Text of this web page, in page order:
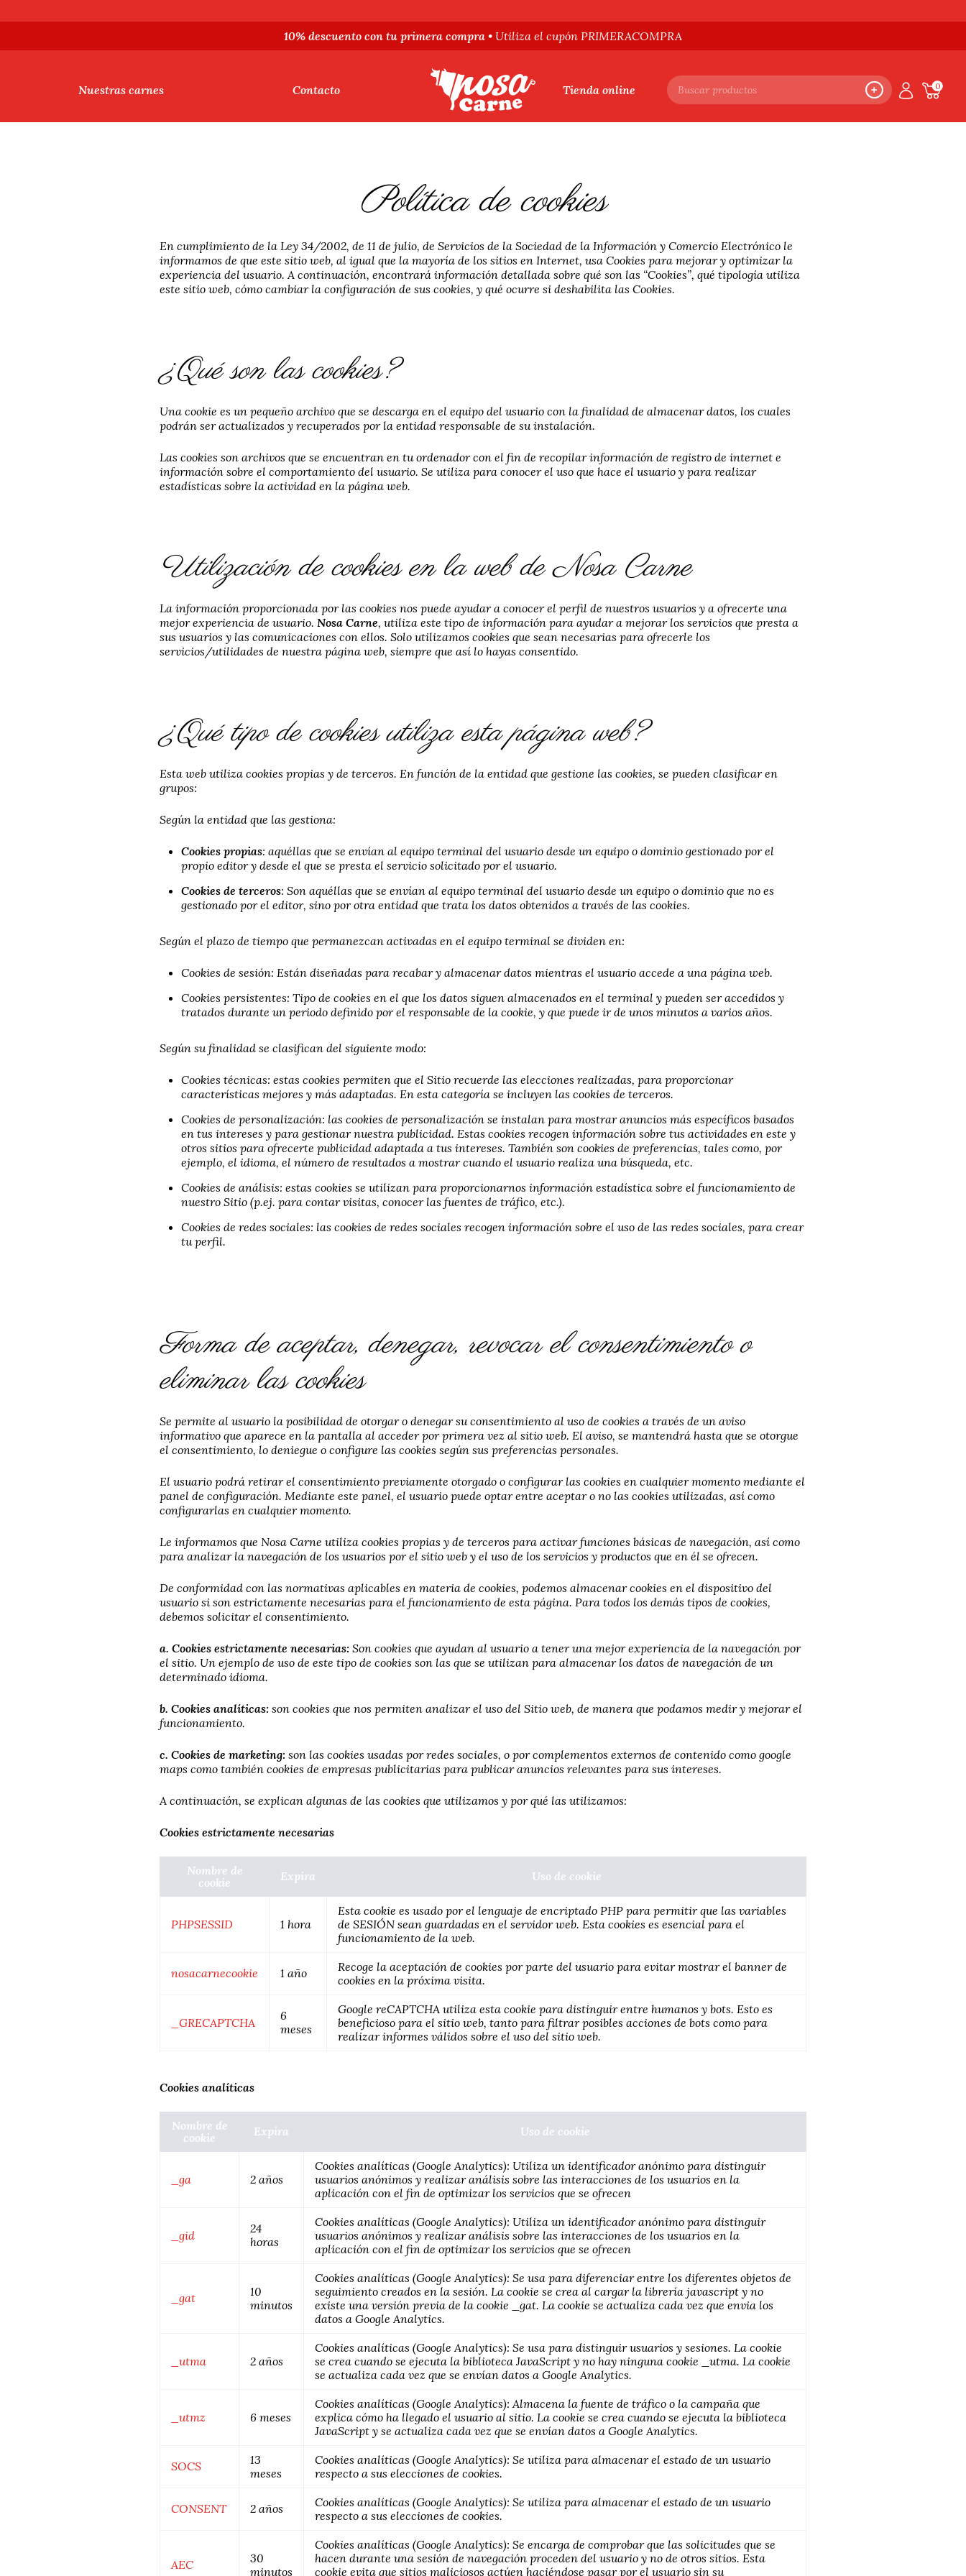
10% descuento con tu primera compra • Utiliza el cupón PRIMERACOMPRA
Nuestras carnes Contacto Tienda online 0
Política de cookies
En cumplimiento de la Ley 34/2002, de 11 de julio, de Servicios de la Sociedad de la Información y Comercio Electrónico le
informamos de que este sitio web, al igual que la mayoría de los sitios en Internet, usa Cookies para mejorar y optimizar la
experiencia del usuario. A continuación, encontrará información detallada sobre qué son las “Cookies”, qué tipología utiliza
este sitio web, cómo cambiar la configuración de sus cookies, y qué ocurre si deshabilita las Cookies.
¿Qué son las cookies?
Una cookie es un pequeño archivo que se descarga en el equipo del usuario con la finalidad de almacenar datos, los cuales
podrán ser actualizados y recuperados por la entidad responsable de su instalación.
Las cookies son archivos que se encuentran en tu ordenador con el fin de recopilar información de registro de internet e
información sobre el comportamiento del usuario. Se utiliza para conocer el uso que hace el usuario y para realizar
estadísticas sobre la actividad en la página web.
Utilización de cookies en la web de Nosa Carne
La información proporcionada por las cookies nos puede ayudar a conocer el perfil de nuestros usuarios y a ofrecerte una
mejor experiencia de usuario. Nosa Carne, utiliza este tipo de información para ayudar a mejorar los servicios que presta a
sus usuarios y las comunicaciones con ellos. Solo utilizamos cookies que sean necesarias para ofrecerle los
servicios/utilidades de nuestra página web, siempre que así lo hayas consentido.
¿Qué tipo de cookies utiliza esta página web?
Esta web utiliza cookies propias y de terceros. En función de la entidad que gestione las cookies, se pueden clasificar en
grupos:
Según la entidad que las gestiona:
Cookies propias: aquéllas que se envían al equipo terminal del usuario desde un equipo o dominio gestionado por el
propio editor y desde el que se presta el servicio solicitado por el usuario.
Cookies de terceros: Son aquéllas que se envían al equipo terminal del usuario desde un equipo o dominio que no es
gestionado por el editor, sino por otra entidad que trata los datos obtenidos a través de las cookies.
Según el plazo de tiempo que permanezcan activadas en el equipo terminal se dividen en:
Cookies de sesión: Están diseñadas para recabar y almacenar datos mientras el usuario accede a una página web.
Cookies persistentes: Tipo de cookies en el que los datos siguen almacenados en el terminal y pueden ser accedidos y
tratados durante un periodo definido por el responsable de la cookie, y que puede ir de unos minutos a varios años.
Según su finalidad se clasifican del siguiente modo:
Cookies técnicas: estas cookies permiten que el Sitio recuerde las elecciones realizadas, para proporcionar
características mejores y más adaptadas. En esta categoría se incluyen las cookies de terceros.
Cookies de personalización: las cookies de personalización se instalan para mostrar anuncios más específicos basados
en tus intereses y para gestionar nuestra publicidad. Estas cookies recogen información sobre tus actividades en este y
otros sitios para ofrecerte publicidad adaptada a tus intereses. También son cookies de preferencias, tales como, por
ejemplo, el idioma, el número de resultados a mostrar cuando el usuario realiza una búsqueda, etc.
Cookies de análisis: estas cookies se utilizan para proporcionarnos información estadística sobre el funcionamiento de
nuestro Sitio (p.ej. para contar visitas, conocer las fuentes de tráfico, etc.).
Cookies de redes sociales: las cookies de redes sociales recogen información sobre el uso de las redes sociales, para crear
tu perfil.
Forma de aceptar, denegar, revocar el consentimiento o
eliminar las cookies
Se permite al usuario la posibilidad de otorgar o denegar su consentimiento al uso de cookies a través de un aviso
informativo que aparece en la pantalla al acceder por primera vez al sitio web. El aviso, se mantendrá hasta que se otorgue
el consentimiento, lo deniegue o configure las cookies según sus preferencias personales.
El usuario podrá retirar el consentimiento previamente otorgado o configurar las cookies en cualquier momento mediante el
panel de configuración. Mediante este panel, el usuario puede optar entre aceptar o no las cookies utilizadas, así como
configurarlas en cualquier momento.
Le informamos que Nosa Carne utiliza cookies propias y de terceros para activar funciones básicas de navegación, así como
para analizar la navegación de los usuarios por el sitio web y el uso de los servicios y productos que en él se ofrecen.
De conformidad con las normativas aplicables en materia de cookies, podemos almacenar cookies en el dispositivo del
usuario si son estrictamente necesarias para el funcionamiento de esta página. Para todos los demás tipos de cookies,
debemos solicitar el consentimiento.
a. Cookies estrictamente necesarias: Son cookies que ayudan al usuario a tener una mejor experiencia de la navegación por
el sitio. Un ejemplo de uso de este tipo de cookies son las que se utilizan para almacenar los datos de navegación de un
determinado idioma.
b. Cookies analíticas: son cookies que nos permiten analizar el uso del Sitio web, de manera que podamos medir y mejorar el
funcionamiento.
c. Cookies de marketing: son las cookies usadas por redes sociales, o por complementos externos de contenido como google
maps como también cookies de empresas publicitarias para publicar anuncios relevantes para sus intereses.
A continuación, se explican algunas de las cookies que utilizamos y por qué las utilizamos:
Cookies estrictamente necesarias
Nombre de
cookie
Expira Uso de cookie
PHPSESSID 1 hora
Esta cookie es usado por el lenguaje de encriptado PHP para permitir que las variables
de SESIÓN sean guardadas en el servidor web. Esta cookies es esencial para el
funcionamiento de la web.
nosacarnecookie 1 año
Recoge la aceptación de cookies por parte del usuario para evitar mostrar el banner de
cookies en la próxima visita.
_GRECAPTCHA
6
meses
Google reCAPTCHA utiliza esta cookie para distinguir entre humanos y bots. Esto es
beneficioso para el sitio web, tanto para filtrar posibles acciones de bots como para
realizar informes válidos sobre el uso del sitio web.
Cookies analíticas
Nombre de
cookie
Expira Uso de cookie
_ga 2 años
Cookies analíticas (Google Analytics): Utiliza un identificador anónimo para distinguir
usuarios anónimos y realizar análisis sobre las interacciones de los usuarios en la
aplicación con el fin de optimizar los servicios que se ofrecen
_gid
24
horas
Cookies analíticas (Google Analytics): Utiliza un identificador anónimo para distinguir
usuarios anónimos y realizar análisis sobre las interacciones de los usuarios en la
aplicación con el fin de optimizar los servicios que se ofrecen
_gat
10
minutos
Cookies analíticas (Google Analytics): Se usa para diferenciar entre los diferentes objetos de
seguimiento creados en la sesión. La cookie se crea al cargar la librería javascript y no
existe una versión previa de la cookie _gat. La cookie se actualiza cada vez que envia los
datos a Google Analytics.
_utma 2 años
Cookies analíticas (Google Analytics): Se usa para distinguir usuarios y sesiones. La cookie
se crea cuando se ejecuta la biblioteca JavaScript y no hay ninguna cookie _utma. La cookie
se actualiza cada vez que se envían datos a Google Analytics.
_utmz 6 meses
Cookies analíticas (Google Analytics): Almacena la fuente de tráfico o la campaña que
explica cómo ha llegado el usuario al sitio. La cookie se crea cuando se ejecuta la biblioteca
JavaScript y se actualiza cada vez que se envían datos a Google Analytics.
SOCS
13
meses
Cookies analíticas (Google Analytics): Se utiliza para almacenar el estado de un usuario
respecto a sus elecciones de cookies.
CONSENT 2 años
Cookies analíticas (Google Analytics): Se utiliza para almacenar el estado de un usuario
respecto a sus elecciones de cookies.
AEC
30
minutos
Cookies analíticas (Google Analytics): Se encarga de comprobar que las solicitudes que se
hacen durante una sesión de navegación proceden del usuario y no de otros sitios. Esta
cookie evita que sitios maliciosos actúen haciéndose pasar por el usuario sin su